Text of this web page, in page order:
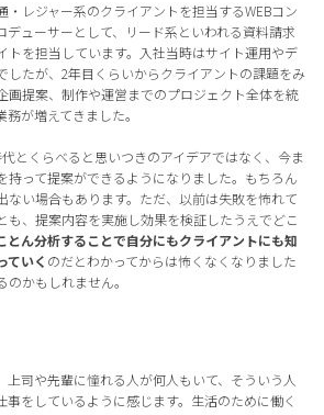
・レジャー系のクライアントを担当するWEBコン
デューサーとして、リード系といわれる資料請求
トを担当しています。入社当時はサイト運用やデ
したが、2年目くらいからクライアントの課題をみ
画提案、制作や運営までのプロジェクト全体を統
が増えてきました。
とくらべると思いつきのアイデアではなく、今ま
持って提案ができるようになりました。もちろん
ない場合もあります。ただ、以前は失敗を怖れて
も、提案内容を実施し効果を検証したうえでどこ
とん分析することで自分にもクライアントにも知
ていく のだとわかってからは怖くなくなりました
かもしれません。
上司や先輩に憧れる人が何人もいて、そういう人
事をしているように感じます。生活のために働く